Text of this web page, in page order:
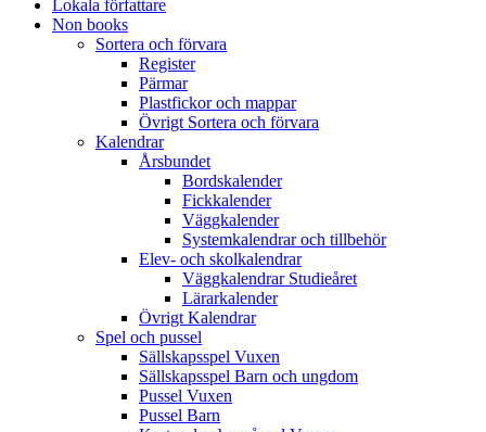
Lokala författare
Non books
Sortera och förvara
Register
Pärmar
Plastfickor och mappar
Övrigt Sortera och förvara
Kalendrar
Årsbundet
Bordskalender
Fickkalender
Väggkalender
Systemkalendrar och tillbehör
Elev- och skolkalendrar
Väggkalendrar Studieåret
Lärarkalender
Övrigt Kalendrar
Spel och pussel
Sällskapsspel Vuxen
Sällskapsspel Barn och ungdom
Pussel Vuxen
Pussel Barn